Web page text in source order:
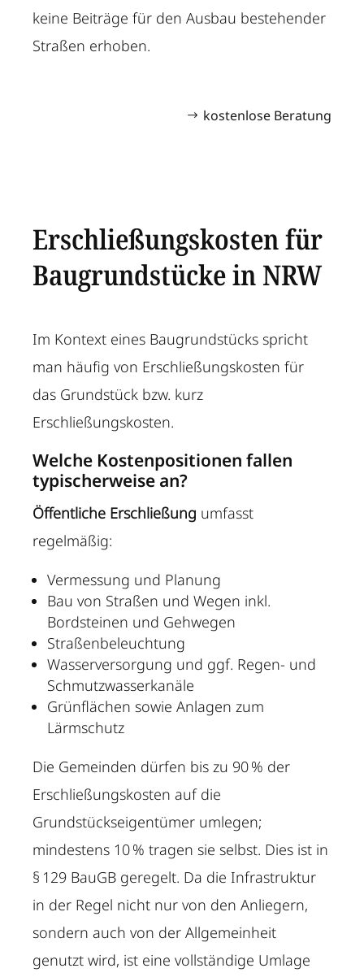
keine Beiträge für den Ausbau bestehender
Straßen erhoben.
kostenlose Beratung
Erschließungskosten für
Baugrundstücke in NRW
Im Kontext eines Baugrundstücks spricht
man häufig von Erschließungskosten für
das Grundstück bzw. kurz
Erschließungskosten.
Welche Kostenpositionen fallen
typischerweise an?
Öffentliche Erschließung umfasst
regelmäßig:
Vermessung und Planung
Bau von Straßen und Wegen inkl.
Bordsteinen und Gehwegen
Straßenbeleuchtung
Wasserversorgung und ggf. Regen- und
Schmutzwasserkanäle
Grünflächen sowie Anlagen zum
Lärmschutz
Die Gemeinden dürfen bis zu 90 % der
Erschließungskosten auf die
Grundstückseigentümer umlegen;
mindestens 10 % tragen sie selbst. Dies ist in
§ 129 BauGB geregelt. Da die Infrastruktur
in der Regel nicht nur von den Anliegern,
sondern auch von der Allgemeinheit
genutzt wird, ist eine vollständige Umlage